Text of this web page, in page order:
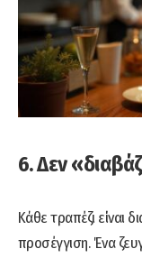
6. Δεν
Κάθε τραπέζι είναι
προσέγγιση. Ένα